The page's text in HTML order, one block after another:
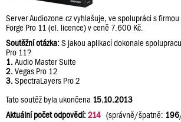
Server Audiozone.cz vyhlašuje, ve spolupráci s firmou
Forge Pro 11 (el. licence) v ceně 7.600 Kč.
Soutěžní otázka:S jakou aplikací dokonale
Pro 11?
1.Audio Master Suite
2.Vegas Pro 12
3.SpectraLayers Pro 2
Tato soutěž byla ukončena 15.10.2013
Aktuální počet odpovědí:214 (správně/špatně: 196